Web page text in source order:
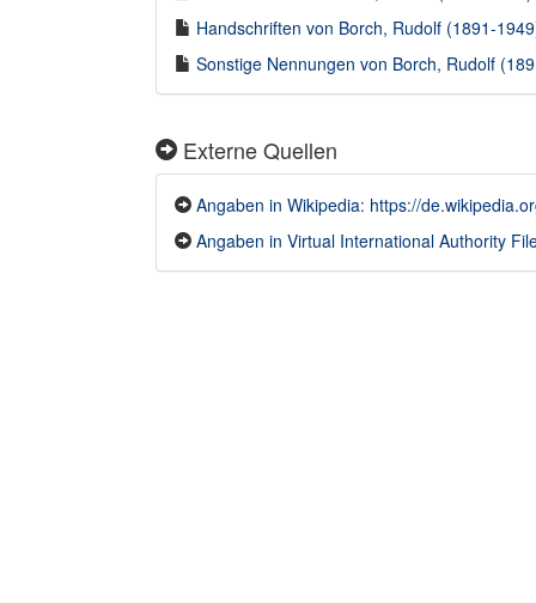
Handschriften von Borch, Rudolf (1891-
Sonstige Nennungen von Borch, Rudolf
Externe Quellen
Angaben in Wikipedia: https://
Angaben in Virtual International Authority